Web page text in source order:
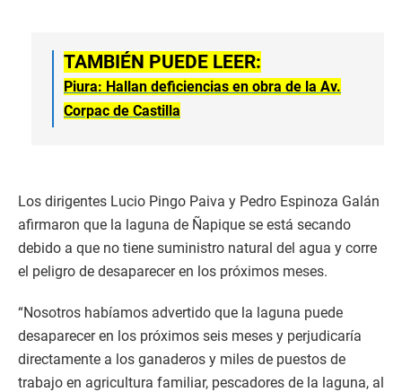
TAMBIÉN PUEDE LEER:
Piura: Hallan deficiencias en obra de la Av.
Corpac de Castilla
Los dirigentes Lucio Pingo Paiva y Pedro Espinoza Galán
afirmaron que la laguna de Ñapique se está secando
debido a que no tiene suministro natural del agua y corre
el peligro de desaparecer en los próximos meses.
“Nosotros habíamos advertido que la laguna puede
desaparecer en los próximos seis meses y perjudicaría
directamente a los ganaderos y miles de puestos de
trabajo en agricultura familiar, pescadores de la laguna, al